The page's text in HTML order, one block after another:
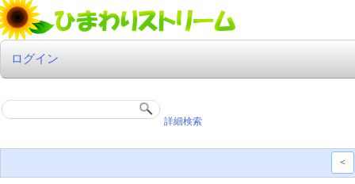
ログイン
詳細検索
<